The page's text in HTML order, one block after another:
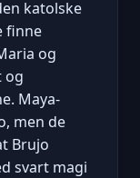
katolske
finne
og
og
Maya-
men de
Brujo
svart magi